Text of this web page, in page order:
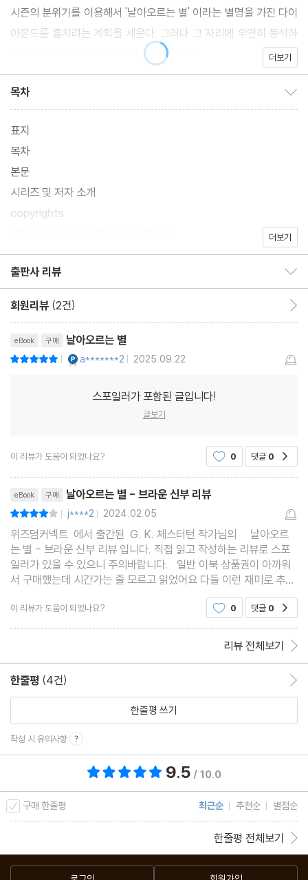
시즌의 분위기를 이용해서 '날아오르는 별' 이라는 별명을 가진 다이
아몬드를 훔치려는 계획을 세운다. 그러나 그 자리에 우연히 동석하
게 된 브라운 신부로 인해서 계획이 틀어진다.
더보기
목차
표지
목차
본문
시리즈 및 저자 소개
copyrights
더보기
출판사 리뷰
회원리뷰 (2건)
eBook 구매 날아오르는 별
| a*******2 | 2025.09.22
스포일러가 포함된 글입니다!
글보기
이 리뷰가 도움이 되었나요? 0 댓글 0
eBook 구매 날아오르는 별 - 브라운 신부 리뷰
| j****2 | 2024.02.05
위즈덤커넥트 에서 출간된 G. K. 체스터턴 작가님의 날아오르
는 별 - 브라운 신부 리뷰 입니다. 직접 읽고 작성하는 리뷰로 스포
일러가 있을 수 있으니 주의바랍니다. 일반 이북 상품권이 아까워
서 구매했는데 시간가는 줄 모르고 읽었어요 다들 이런 재미로 추리
려합니당 잘읽었습니다
이 리뷰가 도움이 되었나요? 0 댓글 0
리뷰 전체보기
한줄평 (4건)
한줄평 쓰기
작성 시 유의사항
9.5 / 10.0
구매 한줄평 최근순 추천순 별점순
한줄평 전체보기